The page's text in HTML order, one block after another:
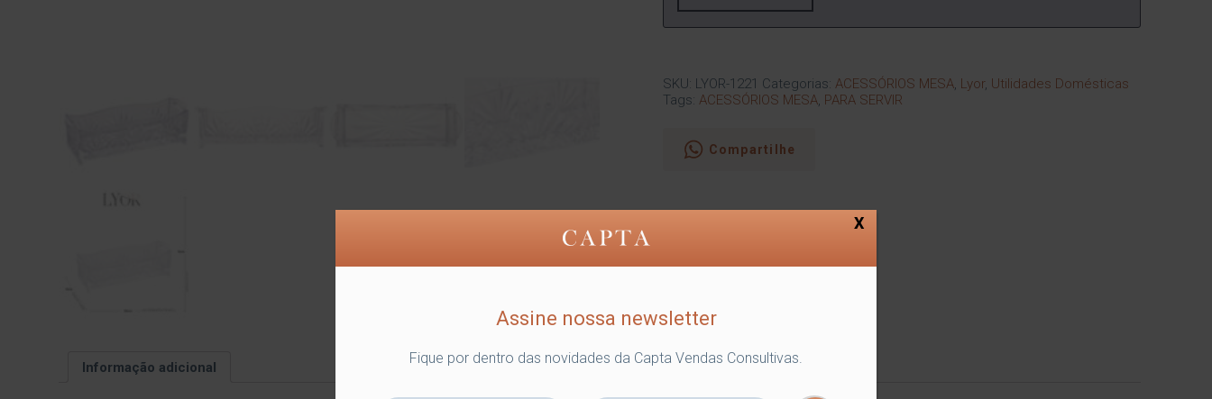
SKU: LYOR-1221 Categorias: ACESSÓRIOS MESA, Lyor, Utilidades Domésticas
Tags: ACESSÓRIOS MESA, PARA SERVIR
Compartilhe
Informação adicional
Assine nossa newsletter
Fique por dentro das novidades da Capta Vendas Consultivas.
X